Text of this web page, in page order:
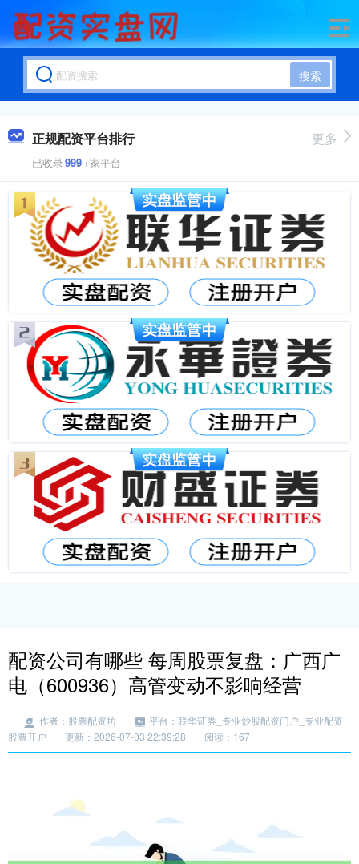
搜索
正规配资平台排行
已收录999+家平台
更多
配资公司有哪些 每周股票复盘：广西广
电（600936）高管变动不影响经营
作者：股票配资坊
平台：联华证券_专业炒股配资门户_专业配资
股票开户
更新：2026-07-03 22:39:28 阅读：167